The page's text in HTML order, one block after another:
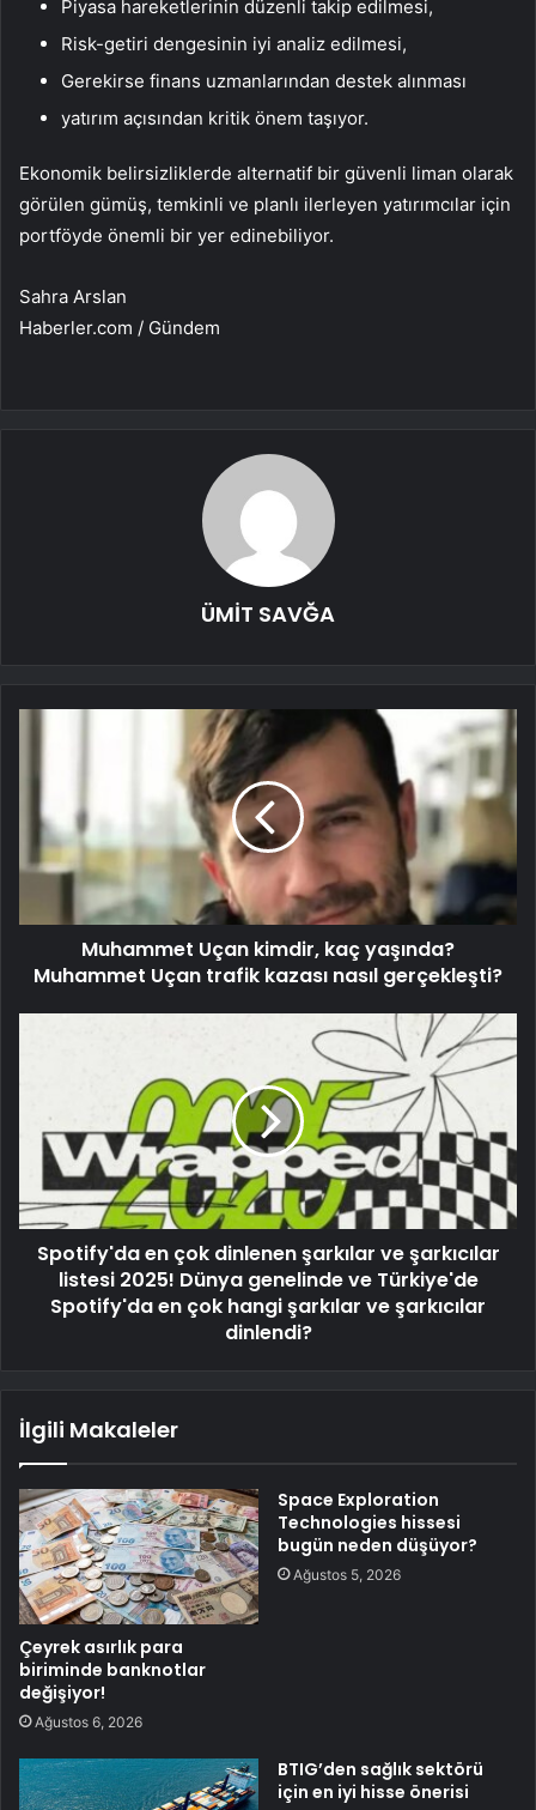
Piyasa hareketlerinin düzenli takip edilmesi,
Risk-getiri dengesinin iyi analiz edilmesi,
Gerekirse finans uzmanlarından destek alınması
yatırım açısından kritik önem taşıyor.
Ekonomik belirsizliklerde alternatif bir güvenli liman olarak
görülen gümüş, temkinli ve planlı ilerleyen yatırımcılar için
portföyde önemli bir yer edinebiliyor.
Sahra Arslan
Haberler.com / Gündem
ÜMİT SAVĞA
Muhammet Uçan kimdir, kaç yaşında?
Muhammet Uçan trafik kazası nasıl gerçekleşti?
Spotify'da en çok dinlenen şarkılar ve şarkıcılar
listesi 2025! Dünya genelinde ve Türkiye'de
Spotify'da en çok hangi şarkılar ve şarkıcılar
dinlendi?
İlgili Makaleler
Çeyrek asırlık para
biriminde banknotlar
değişiyor!
Ağustos 6, 2026
Space Exploration
Technologies hissesi
bugün neden düşüyor?
Ağustos 5, 2026
BTIG’den sağlık sektörü
için en iyi hisse önerisi